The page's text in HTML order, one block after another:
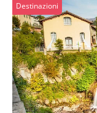
Destinazioni